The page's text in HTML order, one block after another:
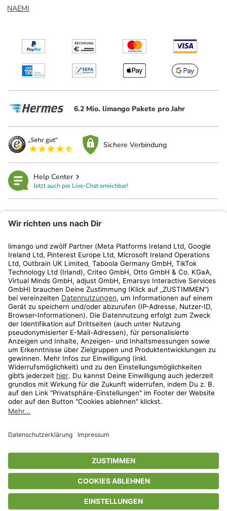
NAEMI
6.2 Mio. limango Pakete pro Jahr
Sichere Verbindung
Help Center
Jetzt auch per Live-Chat erreichbar!
Kundenservice
Shop
Aktionen
Travel
* Streichpreise entsprechen der unverbindlichen Preisempfehlung des
Herstellers. Prozentangaben beziehen sich auf den Streichpreis.
Freunde-Aktionen findest Du unterwww.limango.de/einladen
ᵇ Gilt nur für von limango versandte Ware (nicht für von Partnern versandte